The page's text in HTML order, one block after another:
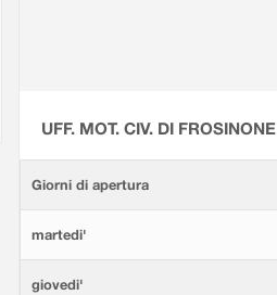
UFF. MOT. CIV. DI FROSINONE
Giorni di apertura
martedi'
giovedi'